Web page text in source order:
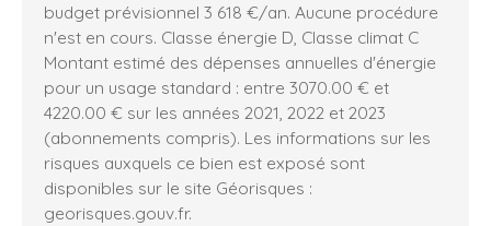
budget prévisionnel 3 618 €/an. Aucune procédure
n'est en cours. Classe énergie D, Classe climat C
Montant estimé des dépenses annuelles d'énergie
pour un usage standard : entre 3070.00 € et
4220.00 € sur les années 2021, 2022 et 2023
(abonnements compris). Les informations sur les
risques auxquels ce bien est exposé sont
disponibles sur le site Géorisques :
georisques.gouv.fr.